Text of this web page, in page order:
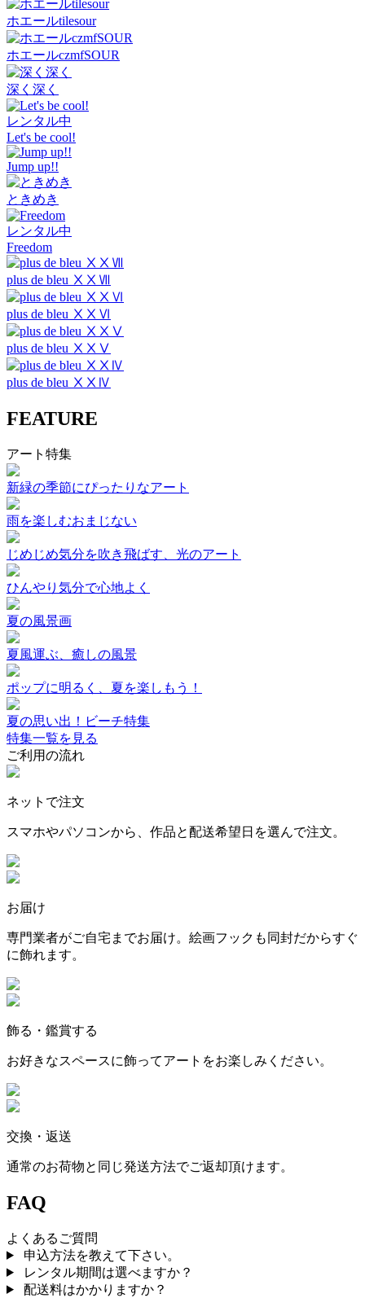
ホエールtilesour
ホエールczmfSOUR
深く深く
レンタル中
Let's be cool!
Jump up!!
ときめき
レンタル中
Freedom
plus de bleu ⅩⅩⅦ
plus de bleu ⅩⅩⅥ
plus de bleu ⅩⅩⅤ
plus de bleu ⅩⅩⅣ
FEATURE
アート特集
新緑の季節にぴったりなアート
雨を楽しむおまじない
じめじめ気分を吹き飛ばす、光のアート
ひんやり気分で心地よく
夏の風景画
夏風運ぶ、癒しの風景
ポップに明るく、夏を楽しもう！
夏の思い出！ビーチ特集
特集一覧を見る
ご利用の流れ
ネットで注文
スマホやパソコンから、作品と配送希望日を選んで注文。
お届け
専門業者がご自宅までお届け。絵画フックも同封だからすぐ
に飾れます。
飾る・鑑賞する
お好きなスペースに飾ってアートをお楽しみください。
交換・返送
通常のお荷物と同じ発送方法でご返却頂けます。
FAQ
よくあるご質問
申込方法を教えて下さい。
レンタル期間は選べますか？
配送料はかかりますか？